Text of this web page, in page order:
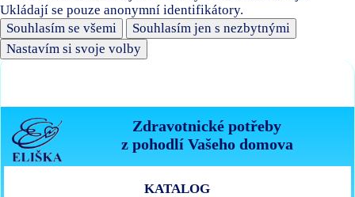
Ukládají se pouze anonymní identifikátory.
Souhlasím se všemi
Souhlasím jen s nezbytnými
Nastavím si svoje volby
Zdravotnické potřeby
z pohodlí Vašeho domova
KATALOG